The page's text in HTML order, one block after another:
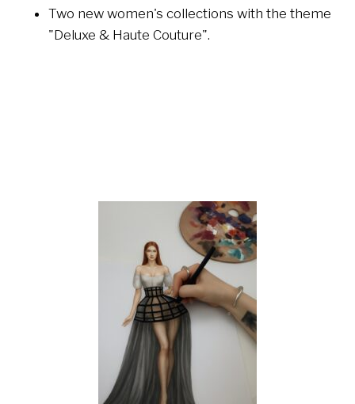
Two new women's collections with the theme
"Deluxe & Haute Couture".